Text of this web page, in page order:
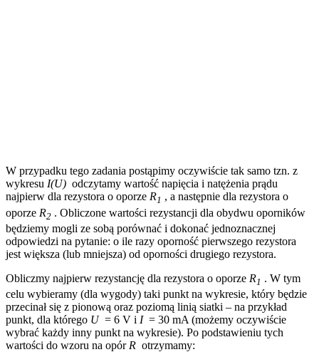
W przypadku tego zadania postąpimy oczywiście tak samo tzn. z
wykresu I(U) odczytamy wartość napięcia i natężenia prądu
najpierw dla rezystora o oporze R1 , a następnie dla rezystora o
oporze R2 . Obliczone wartości rezystancji dla obydwu oporników
będziemy mogli ze sobą porównać i dokonać jednoznacznej
odpowiedzi na pytanie: o ile razy oporność pierwszego rezystora
jest większa (lub mniejsza) od oporności drugiego rezystora.
Obliczmy najpierw rezystancję dla rezystora o oporze R1 . W tym
celu wybieramy (dla wygody) taki punkt na wykresie, który będzie
przecinał się z pionową oraz poziomą linią siatki – na przykład
punkt, dla którego U= 6 V i I= 30 mA (możemy oczywiście
wybrać każdy inny punkt na wykresie). Po podstawieniu tych
wartości do wzoru na opór R otrzymamy: